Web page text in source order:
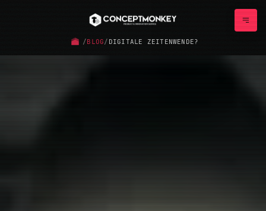
/BLOG/ DIGITALE ZEITENWENDE?